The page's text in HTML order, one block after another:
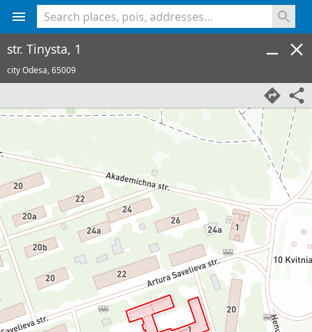
str. Tinysta, 1
city Odesa,65009
<% console.log(hcard) %>